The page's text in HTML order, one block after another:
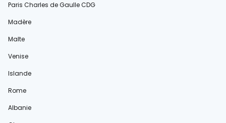
Paris Charles de Gaulle CDG
Madère
Malte
Venise
Islande
Rome
Albanie